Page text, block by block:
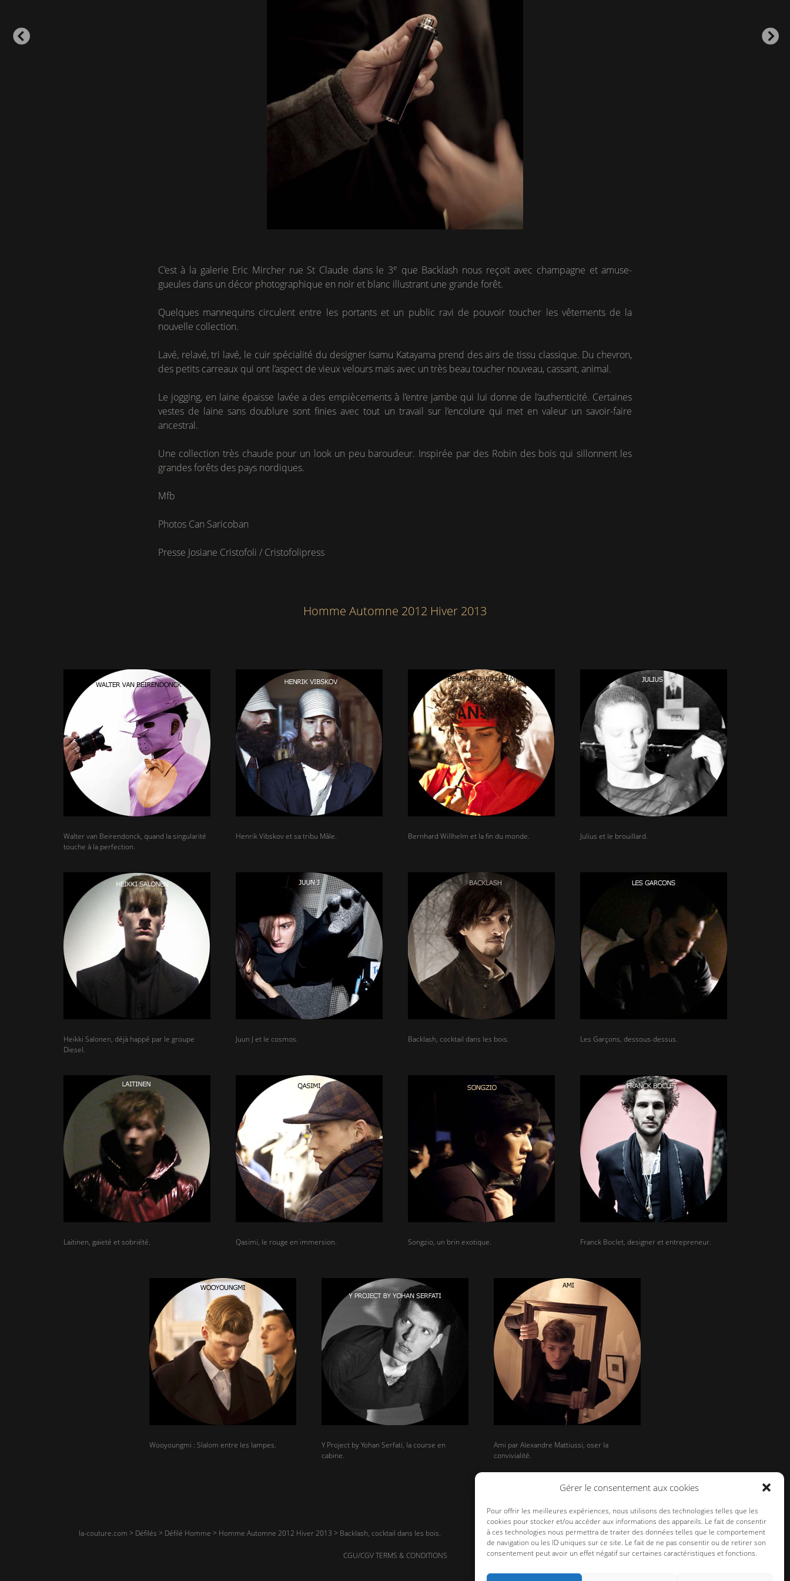
Gérer le consentement aux cookies
Pour offrir les meilleures expériences, nous utilisons des technologies telles que les
cookies pour stocker et/ou accéder aux informations des appareils. Le fait de consentir
à ces technologies nous permettra de traiter des données telles que le comportement
de navigation ou les ID uniques sur ce site. Le fait de ne pas consentir ou de retirer son
consentement peut avoir un effet négatif sur certaines caractéristiques et fonctions.
C’est à la galerie Eric Mircher rue St Claude dans le 3e que Backlash nous reçoit avec champagne et amuse-
gueules dans un décor photographique en noir et blanc illustrant une grande forêt.
Quelques mannequins circulent entre les portants et un public ravi de pouvoir toucher les vêtements de la
nouvelle collection.
Lavé, relavé, tri lavé, le cuir spécialité du designer Isamu Katayama prend des airs de tissu classique. Du chevron,
des petits carreaux qui ont l’aspect de vieux velours mais avec un très beau toucher nouveau, cassant, animal.
Le jogging, en laine épaisse lavée a des empiècements à l’entre jambe qui lui donne de l’authenticité. Certaines
vestes de laine sans doublure sont finies avec tout un travail sur l’encolure qui met en valeur un savoir-faire
ancestral.
Une collection très chaude pour un look un peu baroudeur. Inspirée par des Robin des bois qui sillonnent les
grandes forêts des pays nordiques.
Mfb
Photos Can Saricoban
Presse Josiane Cristofoli / Cristofolipress
Homme Automne 2012 Hiver 2013
Walter van Beirendonck, quand la singularité
touche à la perfection.
Henrik Vibskov et sa tribu Mâle. Bernhard Willhelm et la fin du monde. Julius et le brouillard.
Heikki Salonen, déjà happé par le groupe
Diesel.
Juun J et le cosmos. Backlash, cocktail dans les bois. Les Garçons, dessous-dessus.
Laitinen, gaieté et sobriété. Qasimi, le rouge en immersion. Songzio, un brin exotique. Franck Boclet, designer et entrepreneur.
Wooyoungmi : Slalom entre les lampes.
Y Project by Yohan Serfati, la course en
cabine.
Ami par Alexandre Mattiussi, oser la
convivialité.
la-couture.com > Défilés > Défilé Homme > Homme Automne 2012 Hiver 2013 > Backlash, cocktail dans les bois.
CGU/CGV TERMS & CONDITIONS